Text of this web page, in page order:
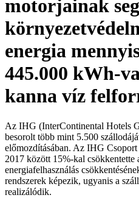
motorjainak
energia
445.000 kWh-
kanna víz
Az IHG (InterContinental Hotels
besorolt több mint 5.500
előmozdításában. Az IHG
2017 között 15%-kal csökkentette
energiafelhasználás
rendszerek képezik, ugyanis a
realizálódik.